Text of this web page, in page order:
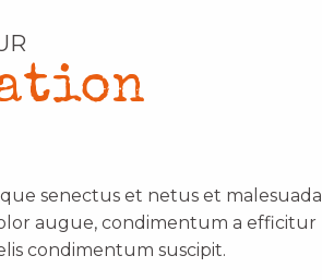
senectus et netus et malesuada
augue, condimentum a efficitur
condimentum suscipit.